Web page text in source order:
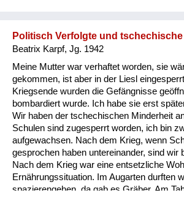
Politisch Verfolgte und
Beatrix Karpf, Jg. 1942
Meine Mutter war verhaftet worden, sie
gekommen, ist aber in der Liesl
Kriegsende wurden die Gefängnisse
bombardiert wurde. Ich habe sie erst
Wir haben der tschechischen Minderheit
Schulen sind zugesperrt worden, ich bin
aufgewachsen. Nach dem Krieg, wenn
gesprochen haben untereinander, sind wir
Nach dem Krieg war eine entsetzliche
Ernährungssituation. Im Augarten durften
spazierengehen, da gab es Gräber. Am